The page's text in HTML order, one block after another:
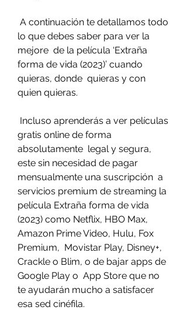
lo que debes saber para ver la
mejore  de la película ‘Extraña
forma de vida (2023)’ cuando
quieras, donde  quieras y con
quien quieras.
gratis online de forma
absolutamente  legal y segura,
este sin necesidad de pagar
mensualmente una suscripción  a
servicios premium de streaming la
película Extraña forma de vida
(2023) como Netflix, HBO Max,
Amazon Prime Video, Hulu, Fox
Premium,  Movistar Play, Disney+,
Crackle o Blim, o de bajar apps de
Google Play o  App Store que no
te ayudarán mucho a satisfacer
esa sed cinéfila.